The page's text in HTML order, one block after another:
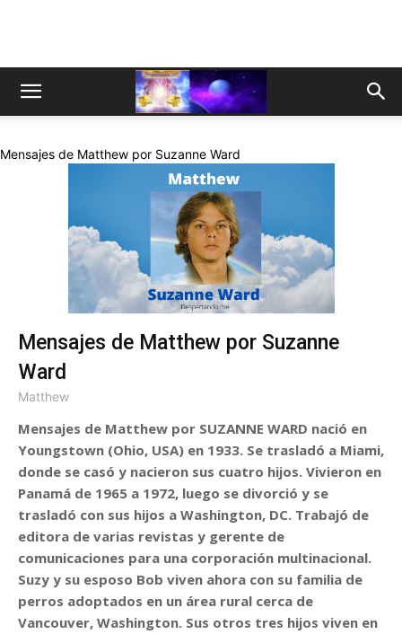
Mensajes de Matthew por Suzanne Ward
Mensajes de Matthew por Suzanne
Ward
Matthew
Mensajes de Matthew por SUZANNE WARD nació en
Youngstown (Ohio, USA) en 1933. Se trasladó a Miami,
donde se casó y nacieron sus cuatro hijos. Vivieron en
Panamá de 1965 a 1972, luego se divorció y se
trasladó con sus hijos a Washington, DC. Trabajó de
editora de varias revistas y gerente de
comunicaciones para una corporación multinacional.
Suzy y su esposo Bob viven ahora con su familia de
perros adoptados en un área rural cerca de
Vancouver, Washington. Sus otros tres hijos viven en